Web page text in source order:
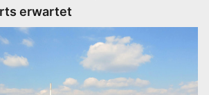
erwartet